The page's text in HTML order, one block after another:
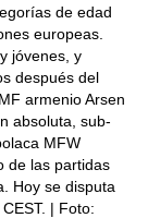
de edad
europeas.
jóvenes, y
después del
armenio Arsen
absoluta, sub-
MFW
de las partidas
Hoy se disputa
| Foto: